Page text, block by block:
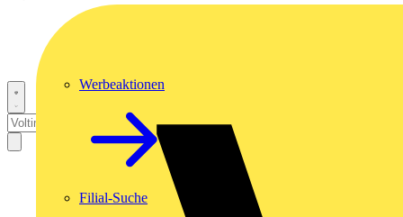
Werbeaktionen
Filial-Suche